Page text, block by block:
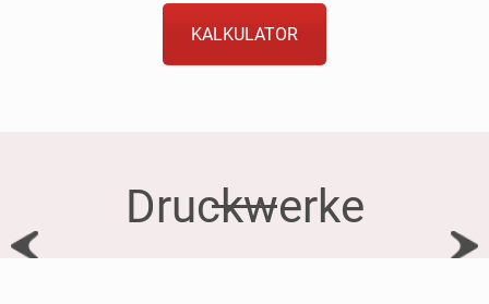
KALKULATOR
Druckwerke